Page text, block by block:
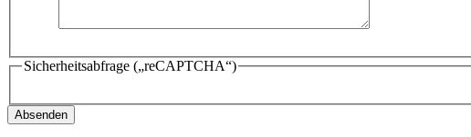
Sicherheitsabfrage („reCAPTCHA“)